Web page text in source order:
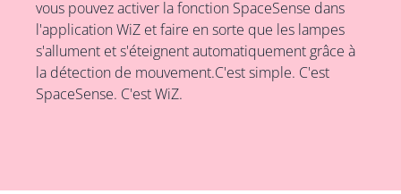
vous pouvez activer la fonction SpaceSense dans
l'application WiZ et faire en sorte que les lampes
s'allument et s'éteignent automatiquement grâce à
la détection de mouvement.C'est simple. C'est
SpaceSense. C'est WiZ.